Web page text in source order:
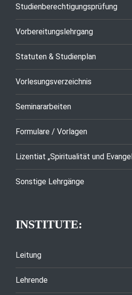
Studienberechtigungsprüfung
Vorbereitungslehrgang
Statuten & Studienplan
Vorlesungsverzeichnis
Seminararbeiten
Formulare / Vorlagen
Lizentiat „Spiritualität und
Sonstige Lehrgänge
INSTITUTE:
Leitung
Lehrende